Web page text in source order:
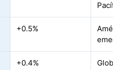
+0.5%
+0.4%